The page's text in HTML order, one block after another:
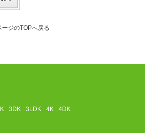
ジのTOPへ戻る
3DK 3LDK 4K
4DK